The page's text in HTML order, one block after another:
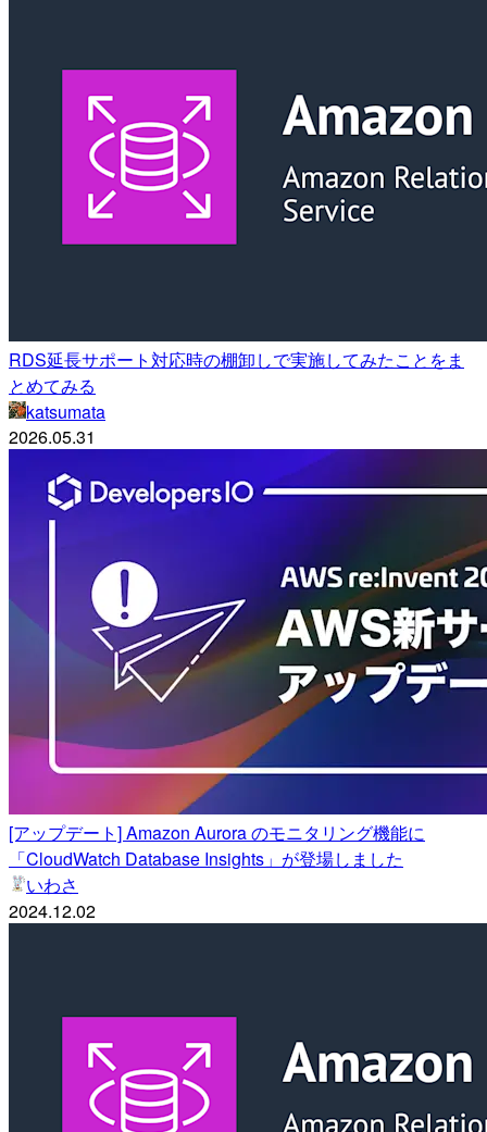
RDS延長サポート対応時の棚卸しで実施してみたことをま
とめてみる
katsumata
2026.05.31
[アップデート] Amazon Aurora のモニタリング機能に
「CloudWatch Database Insights」が登場しました
いわさ
2024.12.02